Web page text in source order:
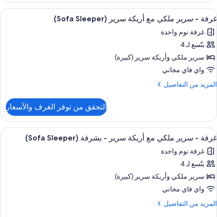
السمعية
المحدودة
(Hearing
Accessible)
سرير
ملكي
لذوي
السمعية
المحدودة
Accessible)
استعراض
جميع
صور
غرفة
-
سرير
ملكي
سرير
(Sofa
Sleeper)
أغطية فراش متميزة وخزنة داخل
4
غرفة - سرير ملكي مع أريكة سرير (Sofa Sleeper)
غرفة نوم واحدة
يتّسع لـ 4
سرير ملكي‫‬ وأريكة سرير (كبيرة)
واي فاي مجاني
المزيد من التفاصيل
المزيد
غرفة
سرير
ملكي
مع
أريكة
(Sofa
Sleeper)
التحقق من توفر الغرف والأسعار
استعراض
جميع
صور
غرفة
-
سرير
ملكي
أغطية فراش متميزة وخزنة داخل
4
غرفة - سرير ملكي مع أريكة سرير - بشرفة (Sofa Sleeper)
غرفة نوم واحدة
يتّسع لـ 4
سرير ملكي‫‬ وأريكة سرير (كبيرة)
واي فاي مجاني
المزيد من التفاصيل
المزيد